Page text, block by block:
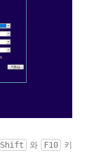
Shift 와 F10
키